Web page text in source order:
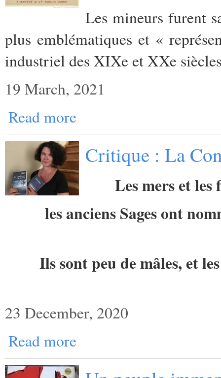
Les mineurs furent
plus emblématiques et «
industriel des XIXe et XXe
19 March, 2021
Read more
Critique : La
Les mers et
les anciens Sages ont
Ils sont peu de mâles, et
23 December, 2020
Read more